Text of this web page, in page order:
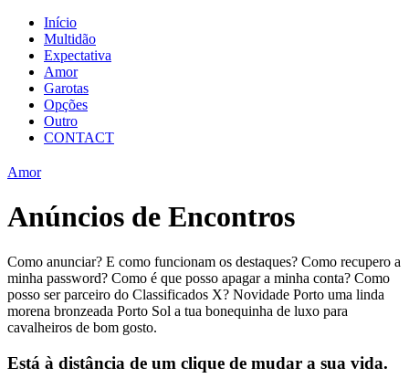
Início
Multidão
Expectativa
Amor
Garotas
Opções
Outro
CONTACT
Amor
Anúncios de Encontros
Como anunciar? E como funcionam os destaques? Como recupero a
minha password? Como é que posso apagar a minha conta? Como
posso ser parceiro do Classificados X? Novidade Porto uma linda
morena bronzeada Porto Sol a tua bonequinha de luxo para
cavalheiros de bom gosto.
Está à distância de um clique de mudar a sua vida.